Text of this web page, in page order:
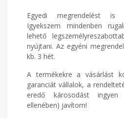
Egyedi megrendelést is
Igyekszem mindenben
lehető
nyújtani. Az egyéni
kb. 3 hét.
A termékekre a vásárlást
garanciát vállalok, a
eredő károsodást ingyen
ellenében) javítom!